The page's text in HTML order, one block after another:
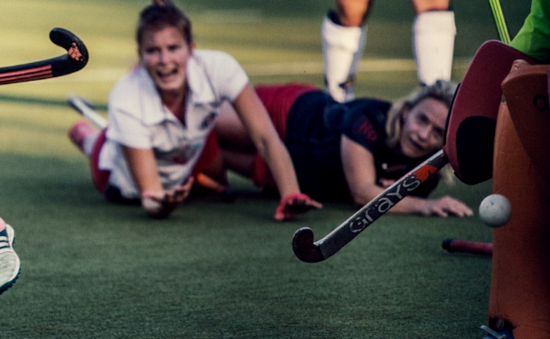
Athletik und Taktik sind drei
und Freude machen wir uns ans
um sportliche Ziele zu
Die Mannschaften trainieren im
oder in der Sporthalle Sentruper